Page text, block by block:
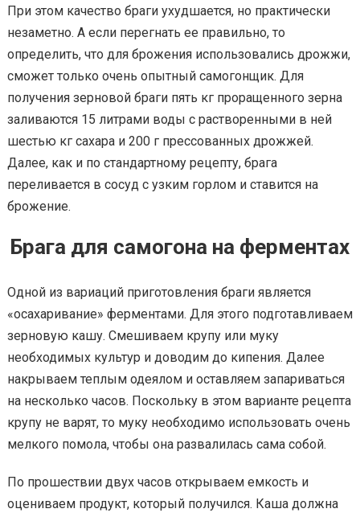
При этом качество браги ухудшается, но практически
незаметно. А если перегнать ее правильно, то
определить, что для брожения использовались дрожжи,
сможет только очень опытный самогонщик. Для
получения зерновой браги пять кг проращенного зерна
заливаются 15 литрами воды с растворенными в ней
шестью кг сахара и 200 г прессованных дрожжей.
Далее, как и по стандартному рецепту, брага
переливается в сосуд с узким горлом и ставится на
брожение.
Брага для самогона на ферментах
Одной из вариаций приготовления браги является
«осахаривание» ферментами. Для этого подготавливаем
зерновую кашу. Смешиваем крупу или муку
необходимых культур и доводим до кипения. Далее
накрываем теплым одеялом и оставляем запариваться
на несколько часов. Поскольку в этом варианте рецепта
крупу не варят, то муку необходимо использовать очень
мелкого помола, чтобы она развалилась сама собой.
По прошествии двух часов открываем емкость и
оцениваем продукт, который получился. Каша должна